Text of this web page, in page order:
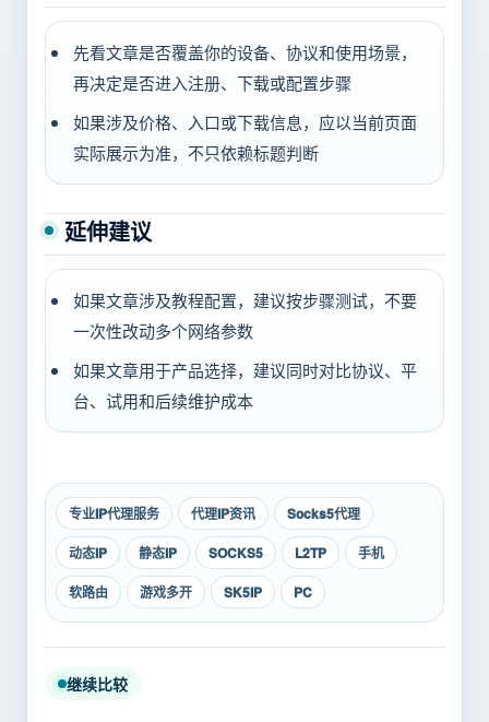
先看文章是否覆盖你的设备、协议和使用场景，
再决定是否进入注册、下载或配置步骤
如果涉及价格、入口或下载信息，应以当前页面
实际展示为准，不只依赖标题判断
延伸建议
如果文章涉及教程配置，建议按步骤测试，不要
一次性改动多个网络参数
如果文章用于产品选择，建议同时对比协议、平
台、试用和后续维护成本
专业IP代理服务 代理IP资讯
Socks5代理
动态IP
静态IP SOCKS5 L2TP
手机
软路由
游戏多开 SK5IP PC
继续比较